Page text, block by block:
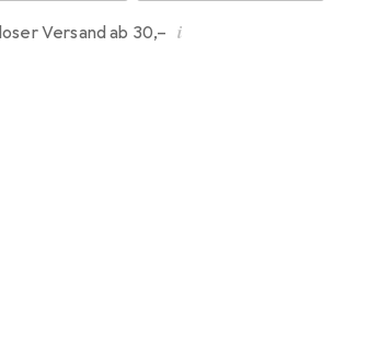
Versand ab 30,– i